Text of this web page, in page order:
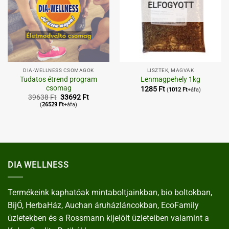
DIA-WELLNESS CSOMAGOK
Tudatos étrend program
csomag
39638Ft Original
price
33692 FtCurrent
(26529 Ft+áfa)
ELFOGYOTT
LISZTEK, MAGVAK
Lenmagpehely 1kg
1285 Ft (1012 Ft+áfa)
DIA WELLNESS
Termékeink kaphatóak mintaboltjainkban, bio boltokban,
BijÓ, HerbaHáz, Auchan áruházláncokban, EcoFamily
üzletekben és a Rossmann kijelölt üzleteiben valamint a